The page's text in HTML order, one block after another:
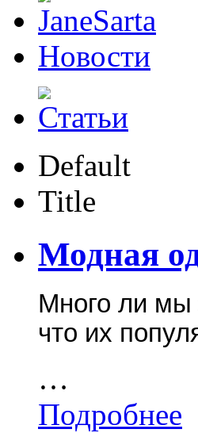
Новости
Default
Title
Модная
Много ли мы
что их
…
Подробнее